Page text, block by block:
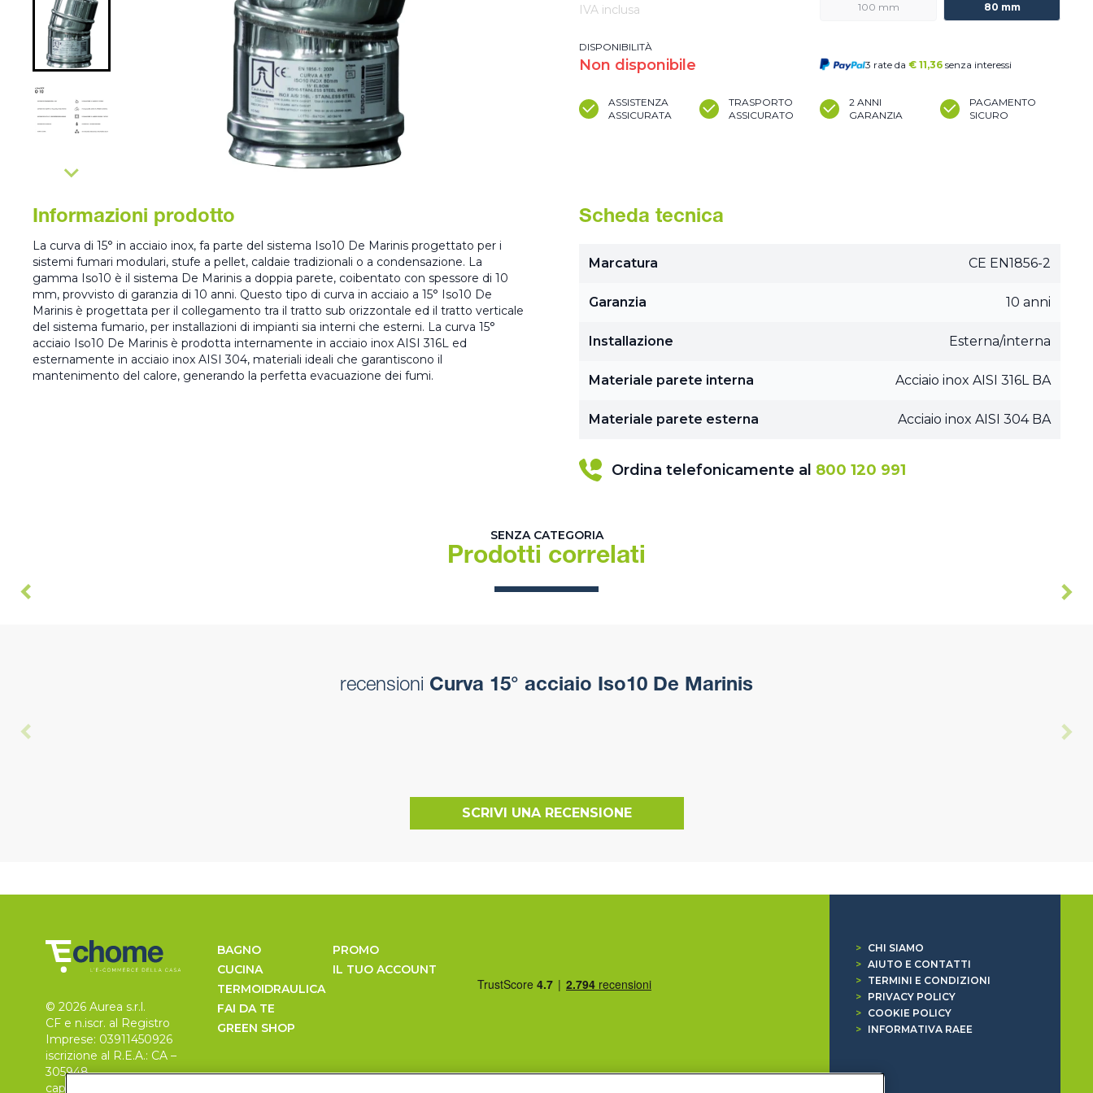
IVA inclusa
DISPONIBILITÀ
Non disponibile
100 mm 80 mm
3 rate da € 11,36 senza interessi
ASSISTENZA
ASSICURATA
TRASPORTO
ASSICURATO
2 ANNI
GARANZIA
PAGAMENTO
SICURO
Informazioni prodotto
La curva di 15° in acciaio inox, fa parte del sistema Iso10 De Marinis progettato per i
sistemi fumari modulari, stufe a pellet, caldaie tradizionali o a condensazione. La
gamma Iso10 è il sistema De Marinis a doppia parete, coibentato con spessore di 10
mm, provvisto di garanzia di 10 anni. Questo tipo di curva in acciaio a 15° Iso10 De
Marinis è progettata per il collegamento tra il tratto sub orizzontale ed il tratto verticale
del sistema fumario, per installazioni di impianti sia interni che esterni. La curva 15°
acciaio Iso10 De Marinis è prodotta internamente in acciaio inox AISI 316L ed
esternamente in acciaio inox AISI 304, materiali ideali che garantiscono il
mantenimento del calore, generando la perfetta evacuazione dei fumi.
Scheda tecnica
Marcatura CE EN1856-2
Garanzia 10 anni
Installazione Esterna/interna
Materiale parete interna Acciaio inox AISI 316L BA
Materiale parete esterna Acciaio inox AISI 304 BA
Ordina telefonicamente al 800 120 991
SENZA CATEGORIA
Prodotti correlati
recensioni Curva 15° acciaio Iso10 De Marinis
SCRIVI UNA RECENSIONE
© 2026 Aurea s.r.l.
CF e n.iscr. al Registro
Imprese: 03911450926
iscrizione al R.E.A.: CA –
305948
capitale sociale 30.000
BAGNO
CUCINA
TERMOIDRAULICA
FAI DA TE
GREEN SHOP
PROMO
IL TUO ACCOUNT
>
CHI SIAMO
> AIUTO E CONTATTI
>
TERMINI E CONDIZIONI
>
PRIVACY POLICY
>
COOKIE POLICY
>
INFORMATIVA RAEE